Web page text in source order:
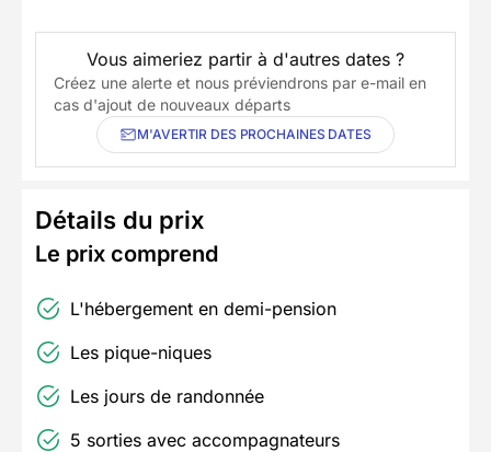
Vous aimeriez partir à d'autres dates ?
Créez une alerte et nous préviendrons par e-mail en
cas d'ajout de nouveaux départs
M'AVERTIR DES PROCHAINES DATES
Détails du prix
Le prix comprend
L'hébergement en demi-pension
Les pique-niques
Les jours de randonnée
5 sorties avec accompagnateurs